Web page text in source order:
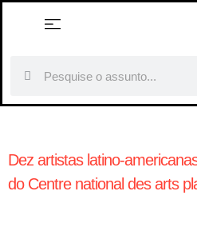
Dez artistas latino-
do Centre national des arts